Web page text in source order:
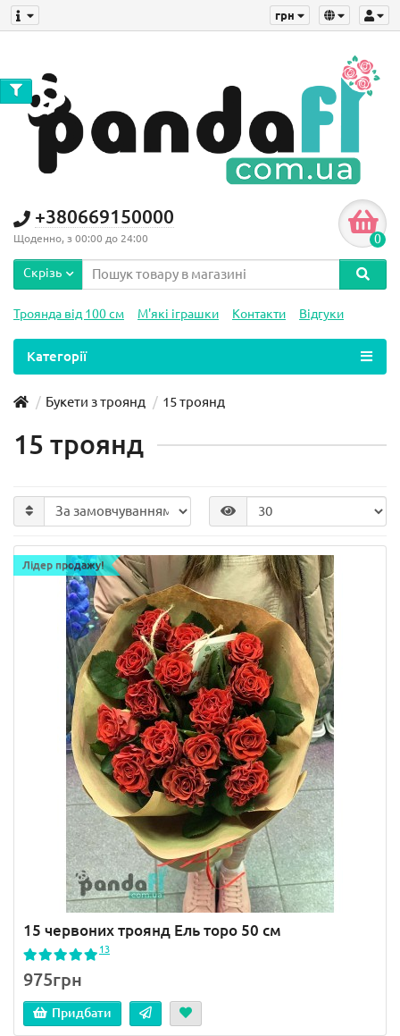
грн
+380669150000
Щоденно, з 00:00 до 24:00 0
Скрізь
Троянда від 100 см М'які іграшки Контакти Відгуки
Категорії
Букети з троянд 15 троянд
15 троянд
Лідер продажу!
15 червоних троянд Ель торо 50 см
13
975грн
Придбати